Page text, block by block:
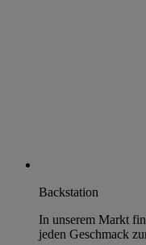
Backstation
In unserem Markt
jeden Geschmack